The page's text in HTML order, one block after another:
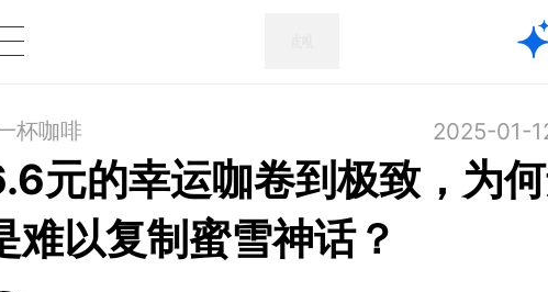
杯咖啡 2025-01-
元的幸运咖卷到极致，为
难以复制蜜雪神话？